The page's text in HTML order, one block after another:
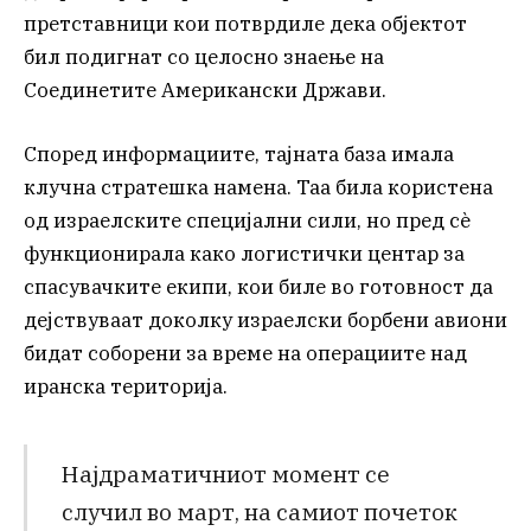
претставници кои потврдиле дека објектот
бил подигнат со целосно знаење на
Соединетите Американски Држави.
Според информациите, тајната база имала
клучна стратешка намена. Таа била користена
од израелските специјални сили, но пред сè
функционирала како логистички центар за
спасувачките екипи, кои биле во готовност да
дејствуваат доколку израелски борбени авиони
бидат соборени за време на операциите над
иранска територија.
Најдраматичниот момент се
случил во март, на самиот почеток